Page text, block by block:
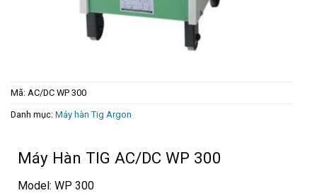
Mã: AC/DC WP 300
Danh mục: Máy hàn Tig Argon
Máy Hàn TIG AC/DC WP 300
Model: WP 300